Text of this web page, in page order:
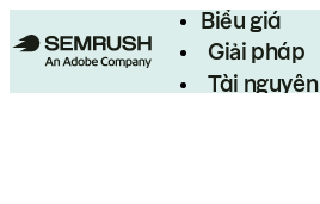
Biểu giá
Giải pháp
Tài nguyên